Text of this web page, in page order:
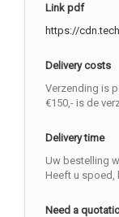
Link pdf
https://
Delivery costs
Verzending is
€150,- is de
Delivery time
Uw bestelling
Heeft u spoed,
Need a